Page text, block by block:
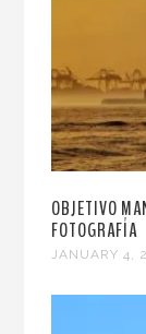
OBJETIVO
FOTOGRAFÍA
JANUARY 4,